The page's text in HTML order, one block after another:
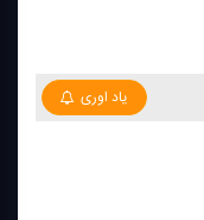
یاد اوری